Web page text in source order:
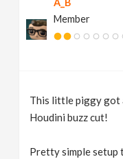
A_B
Member
This little piggy got
Houdini buzz cut!
Pretty simple setup